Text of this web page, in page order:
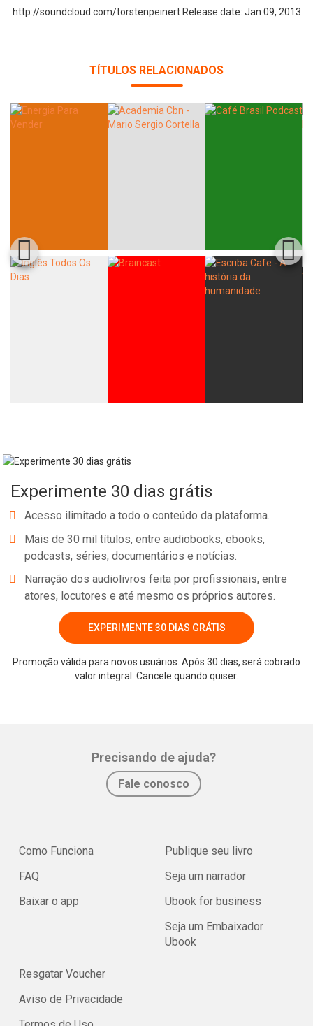
http://soundcloud.com/torstenpeinert Release date: Jan 09, 2013
TÍTULOS RELACIONADOS
Experimente 30 dias grátis
Acesso ilimitado a todo o conteúdo da plataforma.
Mais de 30 mil títulos, entre audiobooks, ebooks,
podcasts, séries, documentários e notícias.
Narração dos audiolivros feita por profissionais, entre
atores, locutores e até mesmo os próprios autores.
EXPERIMENTE 30 DIAS GRÁTIS
Promoção válida para novos usuários. Após 30 dias, será cobrado
valor integral. Cancele quando quiser.
Precisando de ajuda?
Fale conosco
Como Funciona
FAQ
Baixar o app
Publique seu livro
Seja um narrador
Ubook for business
Seja um Embaixador
Ubook
Resgatar Voucher
Aviso de Privacidade